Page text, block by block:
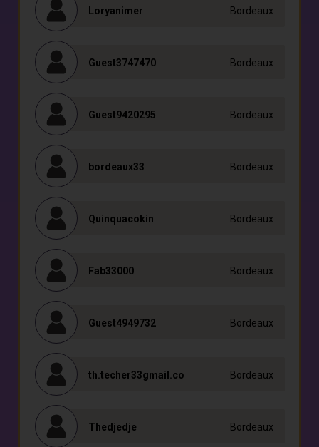
Loryanimer Bordeaux
Guest3747470 Bordeaux
Guest9420295 Bordeaux
bordeaux33 Bordeaux
Quinquacokin Bordeaux
Fab33000 Bordeaux
Guest4949732 Bordeaux
th.techer33gmail.co Bordeaux
Thedjedje Bordeaux